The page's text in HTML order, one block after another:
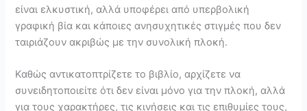
είναι ελκυστική, αλλά υποφέρει από υπερβολική
γραφική βία και κάποιες ανησυχητικές στιγμές που δεν
ταιριάζουν ακριβώς με την συνολική πλοκή.
Καθώς αντικατοπτρίζετε το βιβλίο, αρχίζετε να
συνειδητοποιείτε ότι δεν είναι μόνο για την πλοκή, αλλά
για τους χαρακτήρες, τις κινήσεις και τις επιθυμίες τους,